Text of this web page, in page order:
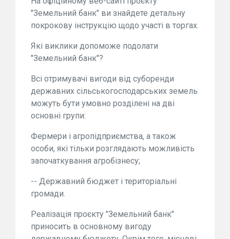
"Земельний банк" ви знайдете детальну
покрокову інструкцію щодо участі в торгах.
Які виклики допоможе подолати
"Земельний банк"?
Всі отримувачі вигоди від суборенди
державних сільськогосподарських земель
можуть бути умовно розділені на дві
основні групи:
Фермери і агропідприємства, а також
особи, які тільки розглядають можливість
започаткування агробізнесу;
-- Державний бюджет і територіальні
громади.
Реалізація проєкту "Земельний банк"
приносить в основному вигоду